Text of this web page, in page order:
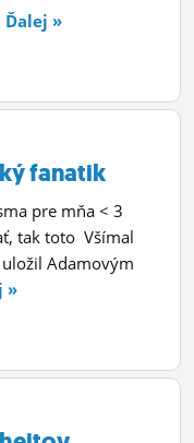
Ďalej »
fanatik
pre mňa < 3
tak toto Všímal
Adamovým
»